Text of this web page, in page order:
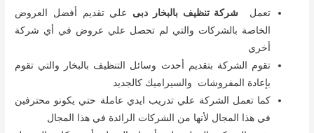
تعمل شركة تنظيف بالبخار دبى علي تقديم أفضل العروض
الخاصة بالشركات والتي لم تحصل علي عروض في أي شركة
أخري
تقوم الشركة بتقديم أحدث وسائل التنظيف بالبخار والتي تقوم
بإعادة المفروشات والسيراميك كالجديد
كما تعمل الشركة علي تدريب ايدي عاملة حتي يكونو محترفين
في هذا المجال لأنها من الشركات الرائدة في هذا المجال